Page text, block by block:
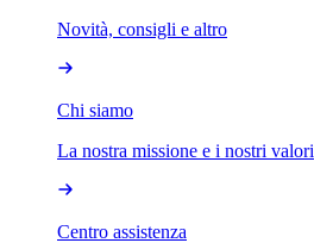
Novità, consigli e altro
Chi siamo
La nostra missione e i nostri valori
Centro assistenza